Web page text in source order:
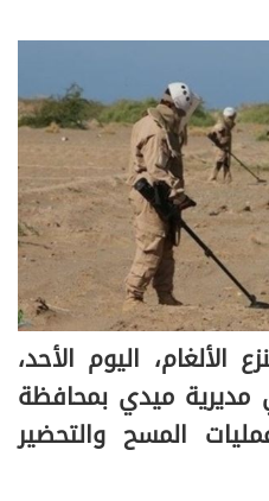
الألغام، اليوم الأحد،
مديرية ميدي بمحافظة
المسح والتحضير